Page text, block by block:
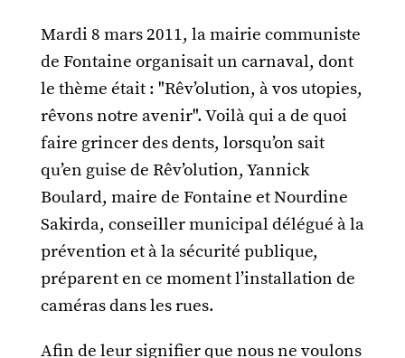
Mardi 8 mars 2011, la mairie communiste
de Fontaine organisait un carnaval, dont
le thème était : "Rêv’olution, à vos utopies,
rêvons notre avenir". Voilà qui a de quoi
faire grincer des dents, lorsqu’on sait
qu’en guise de Rêv’olution, Yannick
Boulard, maire de Fontaine et Nourdine
Sakirda, conseiller municipal délégué à la
prévention et à la sécurité publique,
préparent en ce moment l’installation de
caméras dans les rues.
Afin de leur signifier que nous ne voulons